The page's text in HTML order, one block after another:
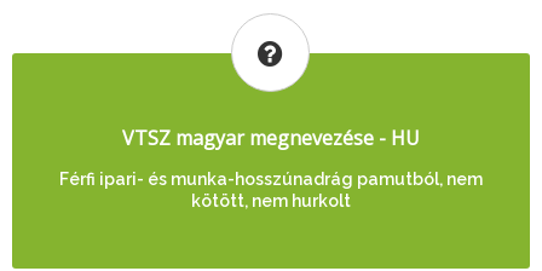
VTSZ magyar megnevezése - HU
Férfi ipari- és munka-hosszúnadrág pamutból, nem
kötött, nem hurkolt